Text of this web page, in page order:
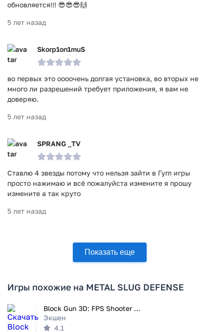
обновляется!!! 😎😎😎🙌
5 лет назад
Skorp1on1muS
во первых это оооочень долгая установка, во вторых не
много ли разрешений требует приложения, я вам не
доверяю.
5 лет назад
SPRANG _TV
Ставлю 4 звезды потому что нельзя зайти в Гугл игры
просто нажимаю и всё пожалуйста измените я прошу
измените а так круто
5 лет назад
Показать еще
Игры похожие на METAL SLUG DEFENSE
Block Gun 3D: FPS Shooter PvP
Экшен
4.1